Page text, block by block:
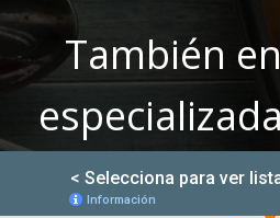
También